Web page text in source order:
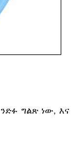
ግልጽ ነው, እና